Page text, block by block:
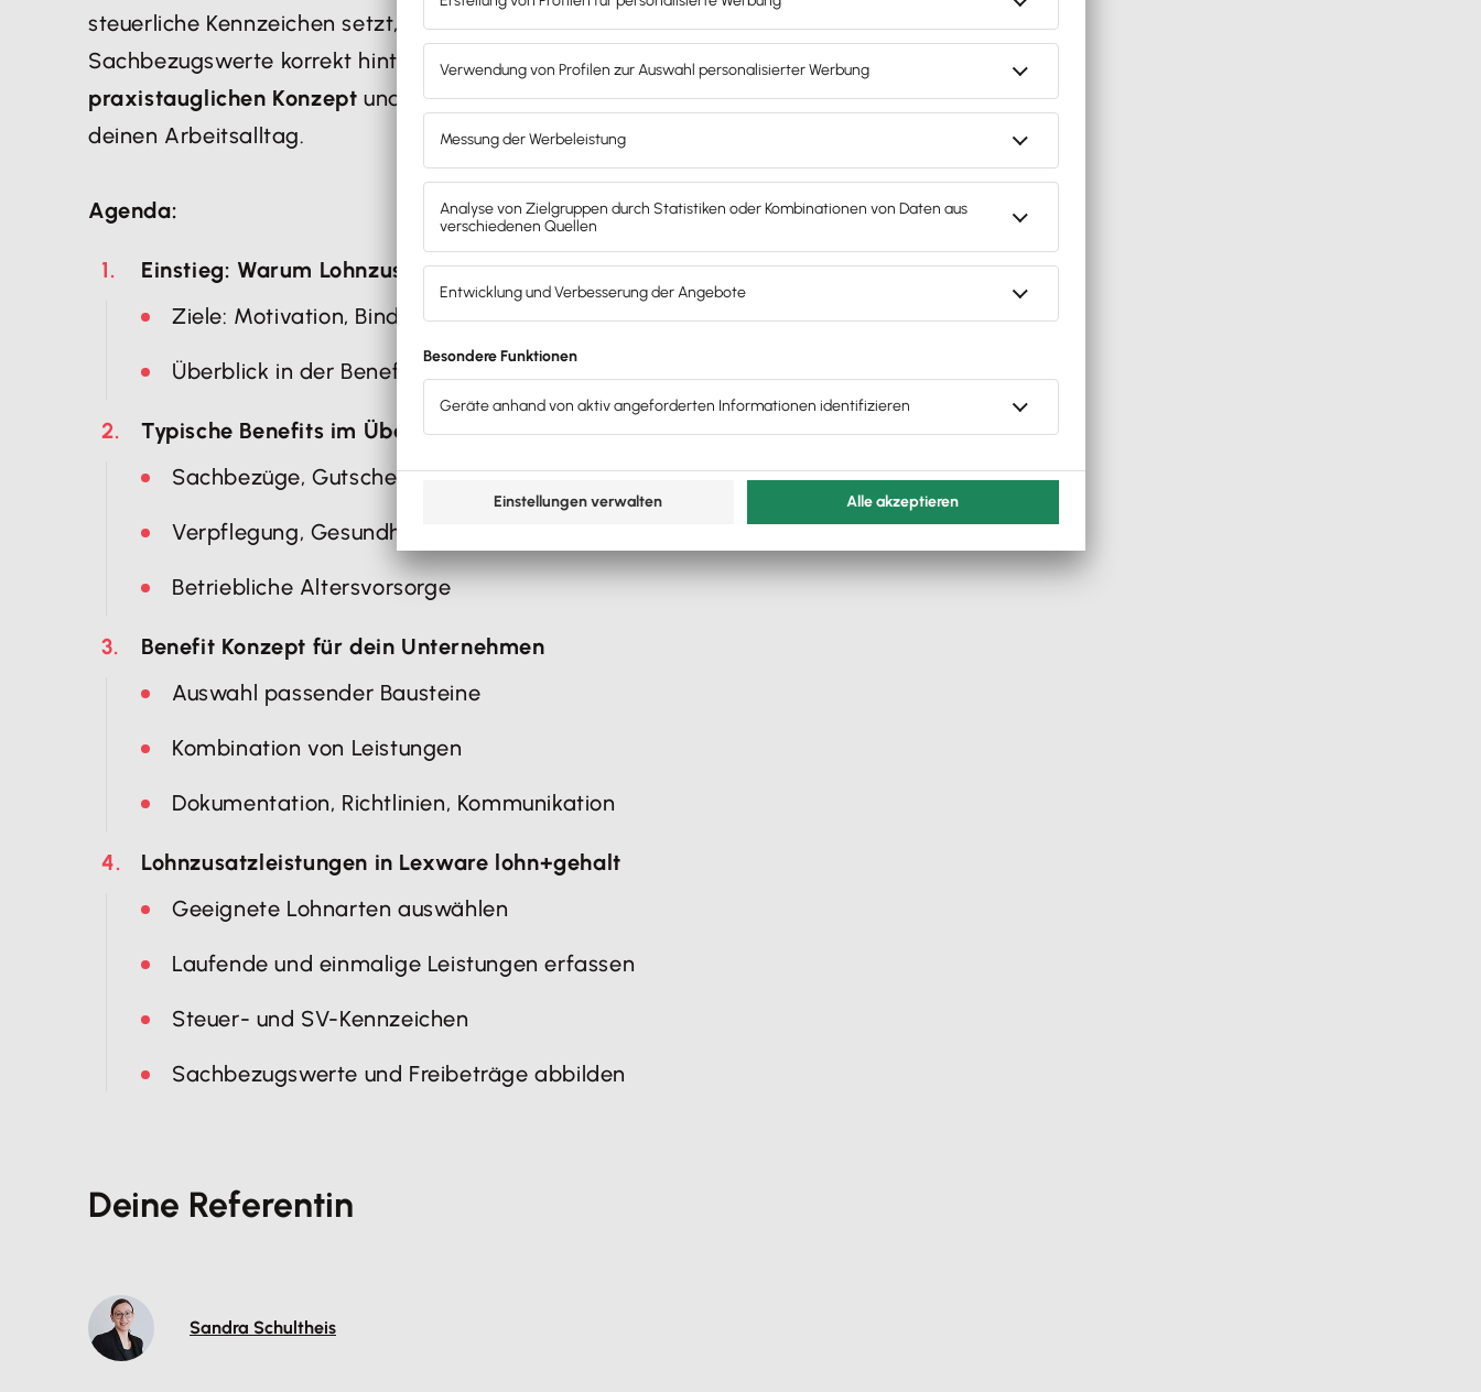
steuerliche Kennzeichen setzt, Pauschalversteuerung einrichtest und
Sachbezugswerte korrekt hinterlegst. So gehst du mit einem
praxistauglichen Konzept und konkreten Umsetzungsschrittenzurück in
deinen Arbeitsalltag.
Agenda:
Einstieg: Warum Lohnzusatzleistungen?
Ziele: Motivation, Bindung, Recruiting
Überblick in der Benefit-Landschaft
Typische Benefits im Überblick
Sachbezüge, Gutscheine, Mobilitätsangebote
Verpflegung, Gesundheit, Kinderbetreuung
Betriebliche Altersvorsorge
Benefit Konzept für dein Unternehmen
Auswahl passender Bausteine
Kombination von Leistungen
Dokumentation, Richtlinien, Kommunikation
Lohnzusatzleistungen in Lexware lohn+gehalt
​Geeignete Lohnarten auswählen
Laufende und einmalige Leistungen erfassen
Steuer- und SV-Kennzeichen
Sachbezugswerte und Freibeträge abbilden
Deine Referentin
Sandra Schultheis